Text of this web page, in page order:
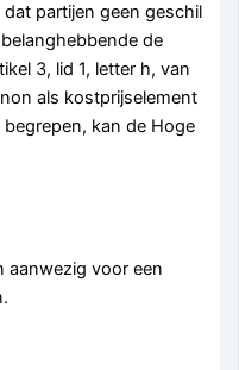
partijen geen geschil
de
3, lid 1, letter h, van
als kostprijselement
kan de Hoge
aanwezig voor een